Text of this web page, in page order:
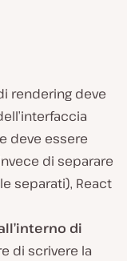
rendering deve
deve essere
di separare
separati), React
di
di scrivere la